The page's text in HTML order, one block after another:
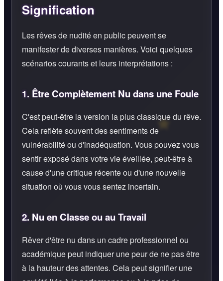
Signification
Les rêves de nudité en public peuvent se
manifester de diverses manières. Voici quelques
scénarios courants et leurs interprétations :
1. Être Complètement Nu dans une Foule
C'est peut-être la version la plus classique du rêve.
Cela reflète souvent des sentiments de
vulnérabilité ou d'inadéquation. Vous pouvez vous
sentir exposé dans votre vie éveillée, peut-être à
cause d'une critique récente ou d'une nouvelle
situation où vous vous sentez incertain.
2. Nu en Classe ou au Travail
Rêver d'être nu dans un cadre professionnel ou
académique peut indiquer une peur de ne pas être
à la hauteur des attentes. Cela peut signifier une